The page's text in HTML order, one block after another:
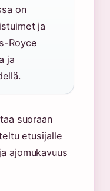
on
ja
Royce
ja
suoraan
etusijalle
ajomukavuus